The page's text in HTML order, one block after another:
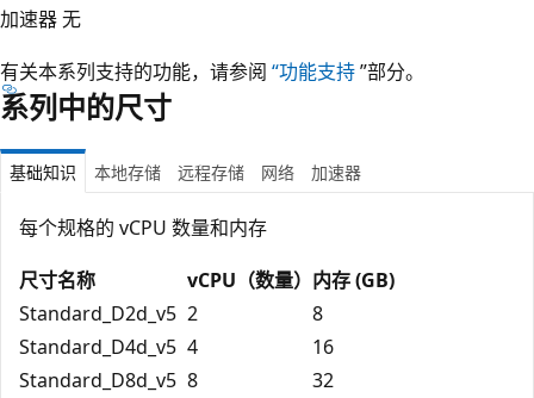
加速器无
有关本系列支持的功能，请参阅 “功能支持”部分。
系列中的尺寸
基础知识 本地存储 远程存储 网络 加速器
每个规格的 vCPU 数量和内存
尺寸名称
vCPU（数量） 内存 (GB)
Standard_D2d_v5 2
8
Standard_D4d_v5 4
16
Standard_D8d_v5 8
32